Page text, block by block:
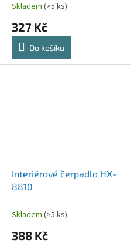
Skladem (>5 ks)
327 Kč
Do košíku
Interiérové čerpadlo HX-
8810
Skladem (>5 ks)
388 Kč